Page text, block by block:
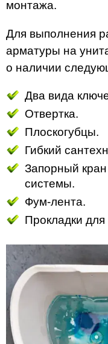
монтажа.
Для выполнения
арматуры на
о наличии
Два вида
Отвертка.
Плоскогубцы.
Гибкий
Запорный
системы.
Фум-лента.
Прокладки